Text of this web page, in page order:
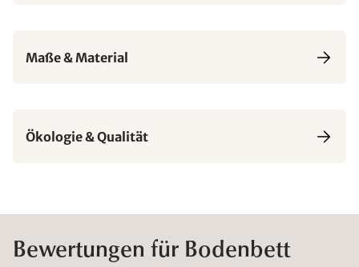
Maße & Material
Ökologie & Qualität
Bewertungen für Bodenbett